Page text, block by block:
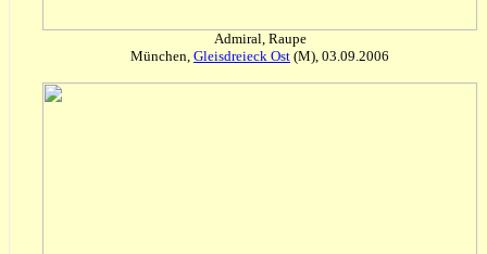
Admiral, Raupe
München, Gleisdreieck Ost (M), 03.09.2006